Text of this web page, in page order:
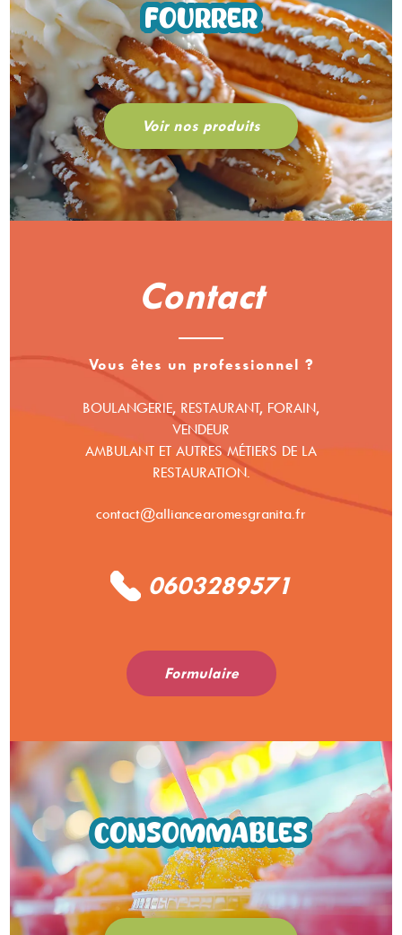
Contact
Vous êtes un professionnel ?
BOULANGERIE, RESTAURANT, FORAIN,
VENDEUR
AMBULANT ET AUTRES MÉTIERS DE LA
RESTAURATION.
contact@alliancearomesgranita.fr
0603289571
Formulaire
FOURRER
Voir nos produits
CONSOMMABLES